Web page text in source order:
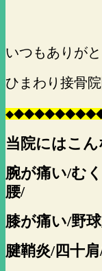
いつもありが
ひまわり接骨
◆◆◆◆◆◆◆◆◆
当院にはこ
腕が痛い/む
腰/
膝が痛い/野
腱鞘炎/四十